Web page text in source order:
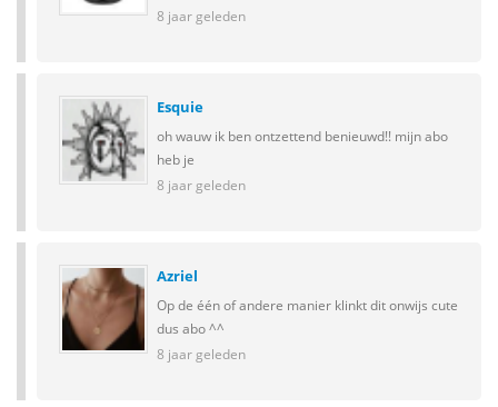
8 jaar geleden
Esquie
oh wauw ik ben ontzettend benieuwd!! mijn abo
heb je
8 jaar geleden
Azriel
Op de één of andere manier klinkt dit onwijs cute
dus abo ^^
8 jaar geleden